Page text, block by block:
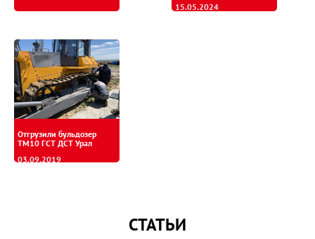
15.05.2024
Отгрузили бульдозер
ТМ10 ГСТ ДСТ Урал
03.09.2019
СТАТЬИ